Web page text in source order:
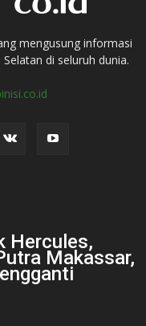
mengusung informasi
di seluruh dunia.
Hercules,
Makassar,